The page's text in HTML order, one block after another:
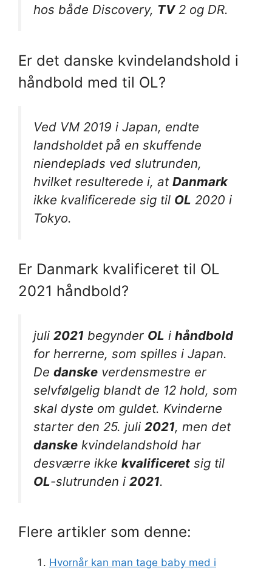
hos både Discovery, TV2 og DR.
Er det danske kvindelandshold i
håndbold med til OL?
Ved VM 2019 i Japan, endte
landsholdet på en skuffende
niendeplads ved slutrunden,
hvilket resulterede i, at Danmark
ikke kvalificerede sig til OL 2020 i
Tokyo.
Er Danmark kvalificeret til OL
2021 håndbold?
juli 2021 begynder OL i håndbold
for herrerne, som spilles i Japan.
De danske verdensmestre er
selvfølgelig blandt de 12 hold, som
skal dyste om guldet. Kvinderne
starter den 25. juli 2021, men det
danske kvindelandshold har
desværre ikke kvalificeret sig til
OL-slutrunden i 2021.
Flere artikler som denne:
Hvornår kan man tage baby med i